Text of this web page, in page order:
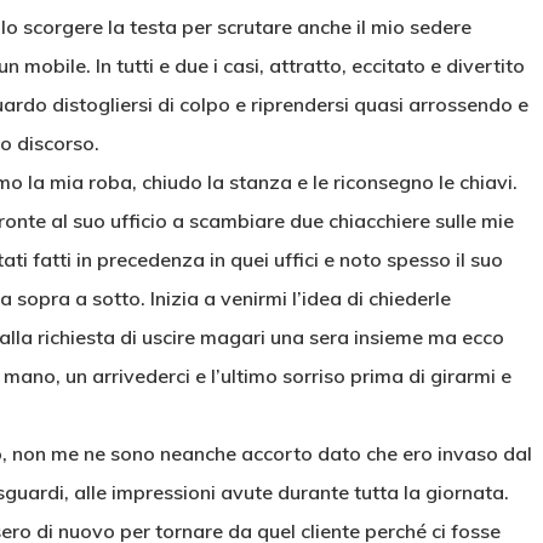
scorgere la testa per scrutare anche il mio sedere
mobile. In tutti e due i casi, attratto, eccitato e divertito
distogliersi di colpo e riprendersi quasi arrossendo e
discorso.
la mia roba, chiudo la stanza e le riconsegno le chiavi.
al suo ufficio a scambiare due chiacchiere sulle mie
fatti in precedenza in quei uffici e noto spesso il suo
a sotto. Inizia a venirmi l’idea di chiederle
richiesta di uscire magari una sera insieme ma ecco
un arrivederci e l’ultimo sorriso prima di girarmi e
me ne sono neanche accorto dato che ero invaso dal
alle impressioni avute durante tutta la giornata.
di nuovo per tornare da quel cliente perché ci fosse